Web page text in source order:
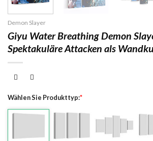
Demon Slayer
Giyu Water Breathing Demon
Spektakuläre Attacken als
Wählen Sie Produkttyp:*